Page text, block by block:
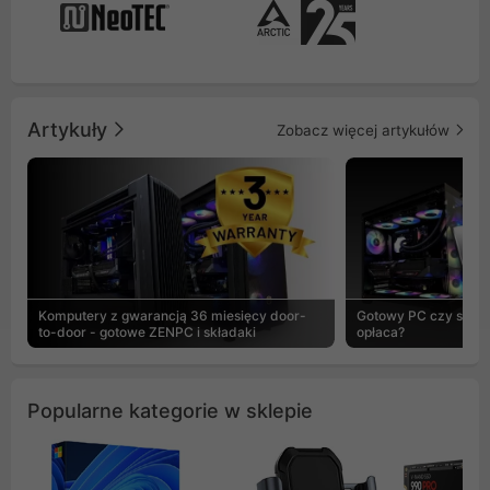
Artykuły Zobacz więcej artykułów
Komputery z gwarancją 36 miesięcy door-
to-door - gotowe ZENPC i składaki
Gotowy PC czy
opłaca?
Popularne kategorie w sklepie